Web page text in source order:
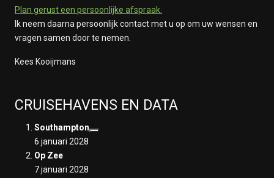
Plan gerust een persoonlijke afspraak.
Ik neem daarna persoonlijk contact met u op om uw wensen en
vragen samen door te nemen.
Kees Kooijmans
CRUISEHAVENS EN DATA
Southampton
6 januari 2028
Op Zee
7 januari 2028